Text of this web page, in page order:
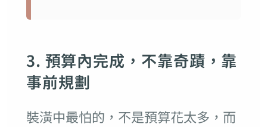
3. 預算內完成，不靠奇蹟，靠
事前規劃
裝潢中最怕的，不是預算花太多，而